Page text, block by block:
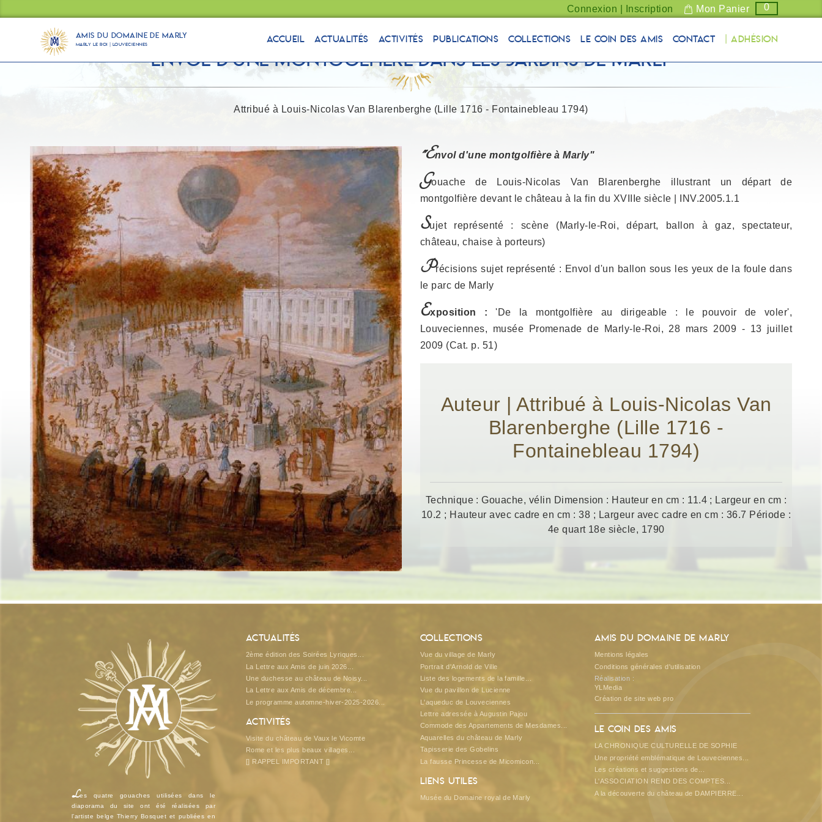
Connexion | Inscription Mon Panier 0
Amis du Domaine de Marly
Marly Le Roi | Louveciennes
Accueil Actualités Activités Publications Collections Le coin des Amis Contact | Adhésion
Envol d'une montgolfière dans les jardins de Marly
Attribué à Louis-Nicolas Van Blarenberghe (Lille 1716 - Fontainebleau 1794)
"Envol d'une montgolfière à Marly"
Gouache de Louis-Nicolas Van Blarenberghe illustrant un départ de
montgolfière devant le château à la fin du XVIIIe siècle | INV.2005.1.1
Sujet représenté : scène (Marly-le-Roi, départ, ballon à gaz, spectateur,
château, chaise à porteurs)
Précisions sujet représenté : Envol d'un ballon sous les yeux de la foule dans
le parc de Marly
Exposition :'De la montgolfière au dirigeable : le pouvoir de voler',
Louveciennes, musée Promenade de Marly-le-Roi, 28 mars 2009 - 13 juillet
2009 (Cat. p. 51)
Auteur | Attribué à Louis-Nicolas Van
Blarenberghe (Lille 1716 -
Fontainebleau 1794)
Technique : Gouache, vélin Dimension : Hauteur en cm : 11.4 ; Largeur en cm :
10.2 ; Hauteur avec cadre en cm : 38 ; Largeur avec cadre en cm : 36.7 Période :
4e quart 18e siècle, 1790
Les quatre gouaches utilisées dans le
diaporama du site ont été réalisées par
l’artiste belge Thierry Bosquet et publiées en
Actualités
2ème édition des Soirées Lyriques...
La Lettre aux Amis de juin 2026...
Une duchesse au château de Noisy...
La Lettre aux Amis de décembre...
Le programme automne-hiver-2025-2026...
Activités
Visite du château de Vaux le Vicomte
Rome et les plus beaux villages...
[] RAPPEL IMPORTANT []
Collections
Vue du village de Marly
Portrait d'Arnold de Ville
Liste des logements de la famille...
Vue du pavillon de Lucienne
L'aqueduc de Louveciennes
Lettre adressée à Augustin Pajou
Commode des Appartements de Mesdames...
Aquarelles du château de Marly
Tapisserie des Gobelins
La fausse Princesse de Micomicon...
Liens utiles
Musée du Domaine royal de Marly
Amis du Domaine de Marly
Mentions légales
Conditions générales d'utilisation
Réalisation :
YLMedia
Création de site web pro
Le coin des amis
LA CHRONIQUE CULTURELLE DE SOPHIE
Une propriété emblématique de Louveciennes...
Les créations et suggestions de...
L'ASSOCIATION REND DES COMPTES...
A la découverte du château de DAMPIERRE...